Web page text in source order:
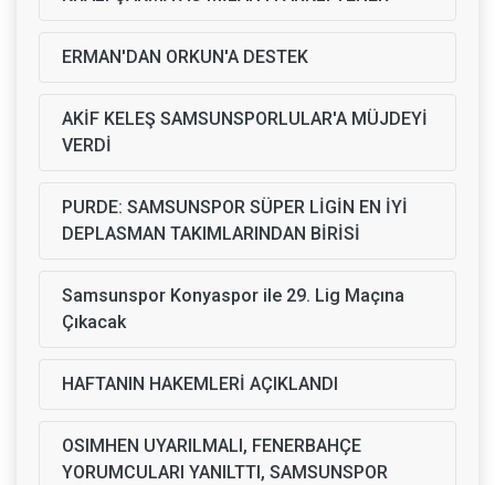
ERMAN'DAN ORKUN'A DESTEK
AKİF KELEŞ SAMSUNSPORLULAR'A MÜJDEYİ
VERDİ
PURDE: SAMSUNSPOR SÜPER LİGİN EN İYİ
DEPLASMAN TAKIMLARINDAN BİRİSİ
Samsunspor Konyaspor ile 29. Lig Maçına
Çıkacak
HAFTANIN HAKEMLERİ AÇIKLANDI
OSIMHEN UYARILMALI, FENERBAHÇE
YORUMCULARI YANILTTI, SAMSUNSPOR